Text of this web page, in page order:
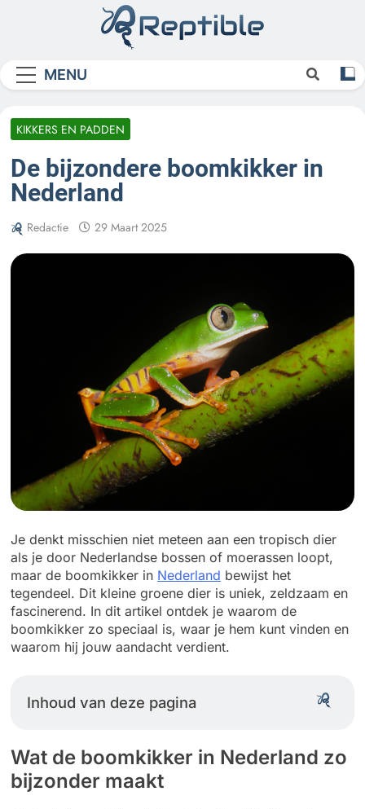
MENU
KIKKERS EN PADDEN
De bijzondere boomkikker in
Nederland
Redactie 29 Maart 2025
Je denkt misschien niet meteen aan een tropisch dier
als je door Nederlandse bossen of moerassen loopt,
maar de boomkikker in Nederland bewijst het
tegendeel. Dit kleine groene dier is uniek, zeldzaam en
fascinerend. In dit artikel ontdek je waarom de
boomkikker zo speciaal is, waar je hem kunt vinden en
waarom hij jouw aandacht verdient.
Inhoud van deze pagina
Wat de boomkikker in Nederland zo
bijzonder maakt